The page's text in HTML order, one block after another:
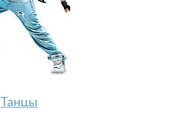
Танцы